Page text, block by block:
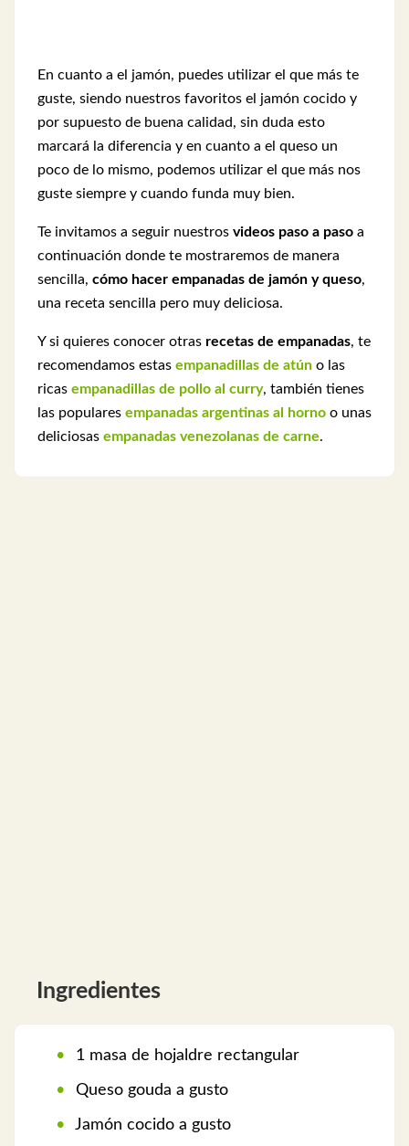
En cuanto a el jamón, puedes utilizar el que más te
guste, siendo nuestros favoritos el jamón cocido y
por supuesto de buena calidad, sin duda esto
marcará la diferencia y en cuanto a el queso un
poco de lo mismo, podemos utilizar el que más nos
guste siempre y cuando funda muy bien.
Te invitamos a seguir nuestros videos paso a paso a
continuación donde te mostraremos de manera
sencilla, cómo hacer empanadas de jamón y queso,
una receta sencilla pero muy deliciosa.
Y si quieres conocer otras recetas de empanadas, te
recomendamos estas empanadillas de atún o las
ricas empanadillas de pollo al curry, también tienes
las populares empanadas argentinas al horno o unas
deliciosas empanadas venezolanas de carne.
Ingredientes
1 masa de hojaldre rectangular
Queso gouda a gusto
Jamón cocido a gusto